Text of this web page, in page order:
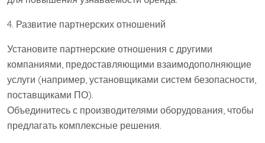
4. Развитие партнерских отношений
Установите партнерские отношения с другими
компаниями, предоставляющими взаимодополняющие
услуги (например, установщиками систем безопасности,
поставщиками ПО).
Объединитесь с производителями оборудования, чтобы
предлагать комплексные решения.